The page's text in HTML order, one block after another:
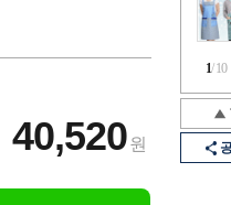
1/10
40,520원